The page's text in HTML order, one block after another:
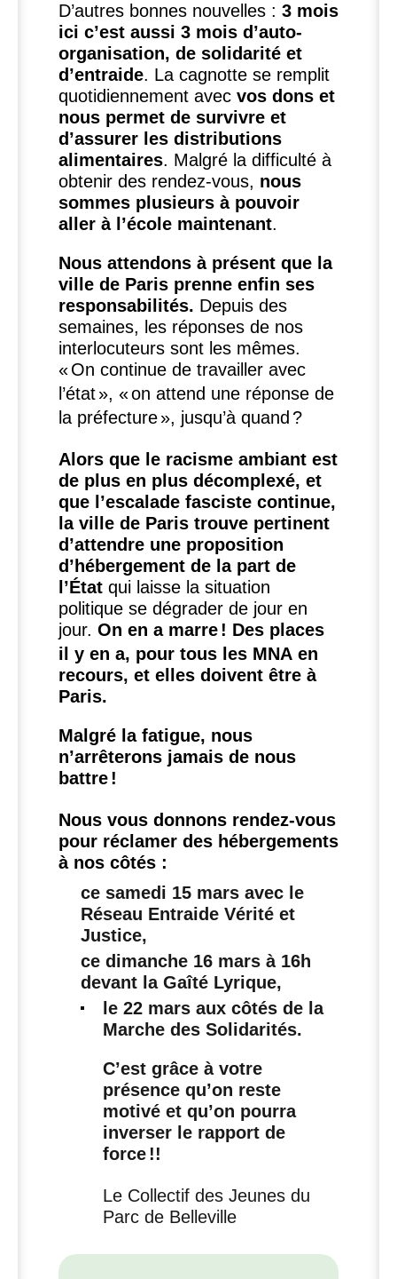
D’autres bonnes nouvelles : 3 mois
ici c’est aussi 3 mois d’auto-
organisation, de solidarité et
d’entraide. La cagnotte se remplit
quotidiennement avec vos dons et
nous permet de survivre et
d’assurer les distributions
alimentaires. Malgré la difficulté à
obtenir des rendez-vous, nous
sommes plusieurs à pouvoir
aller à l’école maintenant.
Nous attendons à présent que la
ville de Paris prenne enfin ses
responsabilités. Depuis des
semaines, les réponses de nos
interlocuteurs sont les mêmes.
«On continue de travailler avec
l’état», «on attend une réponse de
la préfecture», jusqu’à quand ?
Alors que le racisme ambiant est
de plus en plus décomplexé, et
que l’escalade fasciste continue,
la ville de Paris trouve pertinent
d’attendre une proposition
d’hébergement de la part de
l’État qui laisse la situation
politique se dégrader de jour en
jour. On en a marre! Des places
il y en a, pour tous les MNAen
recours, et elles doivent être à
Paris.
Malgré la fatigue, nous
n’arrêterons jamais de nous
battre!
Nous vous donnons rendez-vous
pour réclamer des hébergements
à nos côtés :
ce samedi 15 mars avec le
Réseau Entraide Vérité et
Justice,
ce dimanche 16 mars à 16h
devant la Gaîté Lyrique,
le 22 mars aux côtés de la
Marche des Solidarités.
C’est grâce à votre
présence qu’on reste
motivé et qu’on pourra
inverser le rapport de
force!!
Le Collectif des Jeunes du
Parc de Belleville